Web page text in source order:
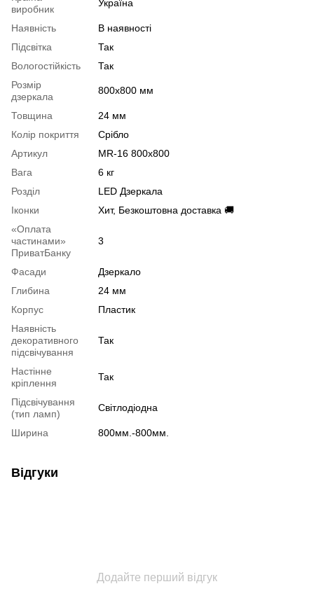
виробник
Україна
Наявність
В наявності
Підсвітка
Так
Вологостійкість
Так
Розмір
дзеркала
800х800 мм
Товщина
24 мм
Колір покриття
Срібло
Артикул
MR-16 800х800
Вага
6 кг
Розділ
LED Дзеркала
Іконки
Хит, Безкоштовна доставка 🚚
«Оплата
частинами»
ПриватБанку
3
Фасади
Дзеркало
Глибина
24 мм
Корпус
Пластик
Наявність
декоративного
підсвічування
Так
Настінне
кріплення
Так
Підсвічування
(тип ламп)
Світлодіодна
Ширина 800мм.-800мм.
Відгуки
Додайте перший відгук